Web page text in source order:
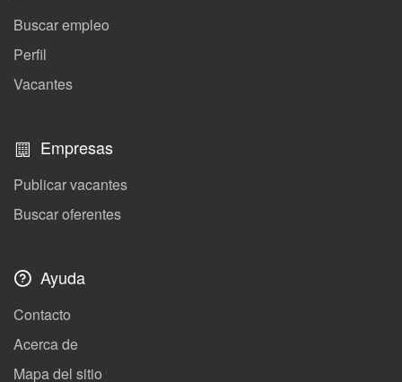
Buscar empleo
Perfil
Vacantes
Empresas
Publicar vacantes
Buscar oferentes
Ayuda
Contacto
Acerca de
Mapa del sitio